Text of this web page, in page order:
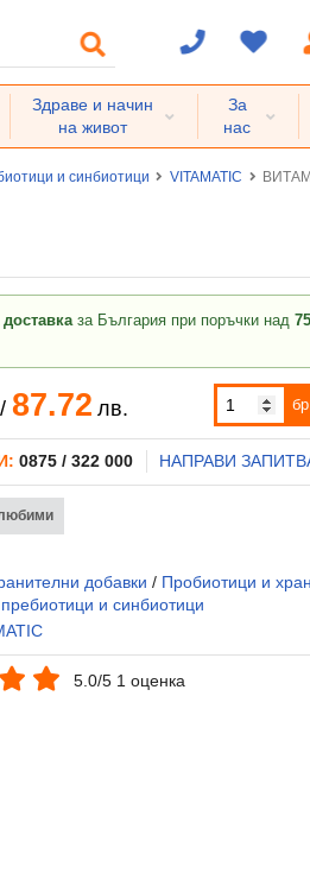
Здраве и начин
на живот
За
нас
и синбиотици VITAMATIC
за България при поръчки над
87.72 лв. бр.
0875 / 322 000 НАПРАВИ
добавки / Пробиотици и
и синбиотици
5.0/5 1 оценка